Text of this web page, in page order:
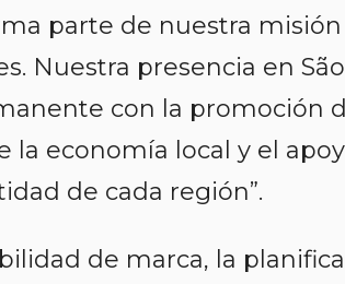
parte de nuestra
Nuestra presencia en
con la promoción
la economía local y el
de cada región”.
de marca, la